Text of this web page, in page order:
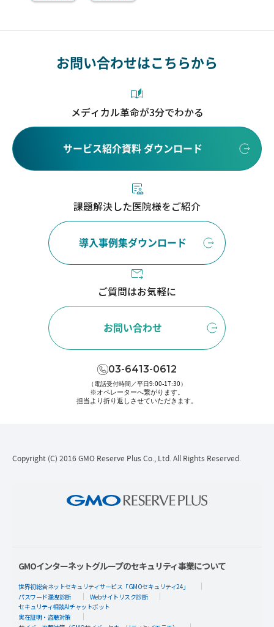
お問い合わせはこちらから
メディカル革命が3分でわかる
サービス紹介資料 ダウンロード
課題解決した医院様をご紹介
導入事例集ダウンロード
ご質問はお気軽に
お問い合わせ
03-6413-0612
（電話受付時間／平日9:00-17:30）
※オペレーターへ繋がります。
担当より折り返しさせていただきます。
Copyright (C) 2016 GMO Reserve Plus Co., Ltd. All Rights Reserved.
GMOインターネットグループのセキュリティ事業について
世界初総合ネットセキュリティサービス「GMOセキュリティ24」
パスワード漏洩診断
Webサイトリスク診断
セキュリティ相談AIチャットボット
実在証明・盗聴対策